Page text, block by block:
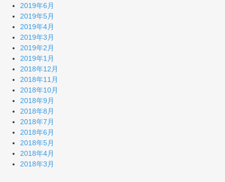
2019年6月
2019年5月
2019年4月
2019年3月
2019年2月
2019年1月
2018年12月
2018年11月
2018年10月
2018年9月
2018年8月
2018年7月
2018年6月
2018年5月
2018年4月
2018年3月